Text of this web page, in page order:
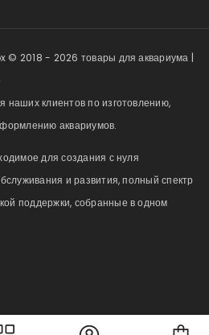
© 2018 - 2026 товары для аквариума |
наших клиентов по изготовлению,
аквариумов.
для создания с нуля
и развития, полный спектр
поддержки, собранные в одном